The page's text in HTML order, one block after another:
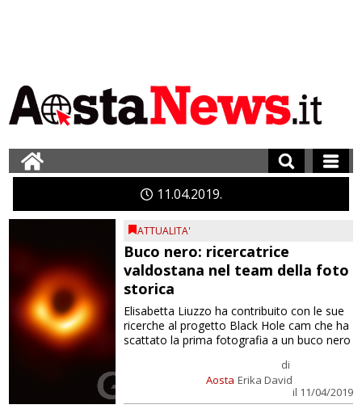
11 04 2019
ATTUALITA'
Buco nero: ricercatrice
valdostana nel team della foto
storica
Aosta
di
Erika David
il 11/04/2019
Elisabetta Liuzzo ha contribuito con le sue
ricerche al progetto Black Hole cam che ha
scattato la prima fotografia a un buco nero